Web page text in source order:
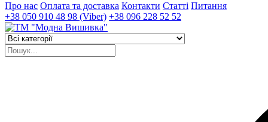
Про нас Оплата та доставка Контакти Статті Питання
+38 050 910 48 98 (Viber) +38 096 228 52 52